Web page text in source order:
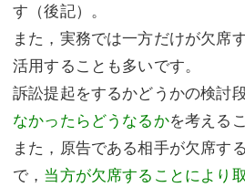
アクセス
東京事務所 (新宿・四谷)
埼玉事務所 (さいたま市)
川口事務所（埼玉県川口市）
東京事務所 (新宿・四谷)
埼玉事務所 (さいたま市)
川口事務所（埼玉県川口市）
お問い合せフォーム
す（後記）。
また，実務では一方だけが欠席
活用することも多いです。
訴訟提起をするかどうかの検討
なかったらどうなるかを考える
また，原告である相手が欠席す
で， 当方が欠席することにより